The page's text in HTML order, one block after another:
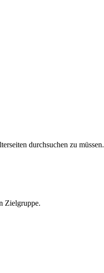
durchsuchen zu müssen.
Zielgruppe.